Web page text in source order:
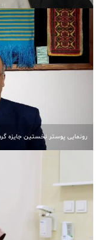
رونمایی پوستر نخستین جایزه گردشگری در